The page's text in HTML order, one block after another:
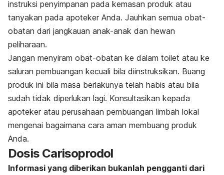
instruksi penyimpanan pada kemasan produk atau
tanyakan pada apoteker Anda. Jauhkan semua obat-
obatan dari jangkauan anak-anak dan hewan
peliharaan.
Jangan menyiram obat-obatan ke dalam toilet atau ke
saluran pembuangan kecuali bila diinstruksikan. Buang
produk ini bila masa berlakunya telah habis atau bila
sudah tidak diperlukan lagi. Konsultasikan kepada
apoteker atau perusahaan pembuangan limbah lokal
mengenai bagaimana cara aman membuang produk
Anda.
Dosis Carisoprodol
Informasi yang diberikan bukanlah pengganti dari